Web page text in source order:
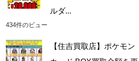
ルダ...
434件のビュー
【住吉買取店】ポケモン